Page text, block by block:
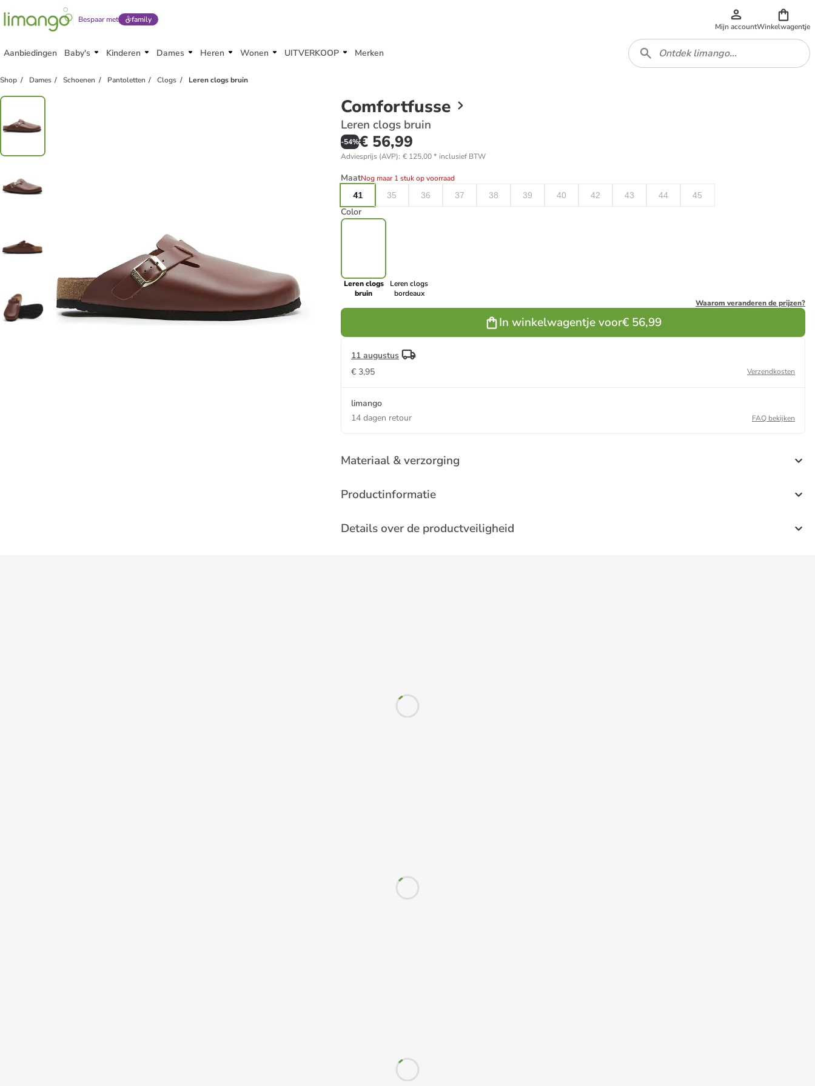
Bespaar met family
Mijn accountWinkelwagentje
Aanbiedingen Baby's Kinderen Dames Heren Wonen UITVERKOOP Merken
Shop Dames Schoenen Pantoletten Clogs Leren clogs bruin
Comfortfusse
Leren clogs bruin
-54%€ 56,99
Adviesprijs (AVP): € 125,00* inclusief BTW
MaatNog maar 1 stuk op voorraad
41
35 36 37 38 39 40 42 43 44 45
Color
Leren clogs
bruin
Leren clogs
bordeaux
Waarom veranderen de prijzen?
In winkelwagentje voor€ 56,99
11 augustus
€ 3,95
Verzendkosten
limango
14 dagen retour
FAQ bekijken
Materiaal & verzorging
Productinformatie
Details over de productveiligheid